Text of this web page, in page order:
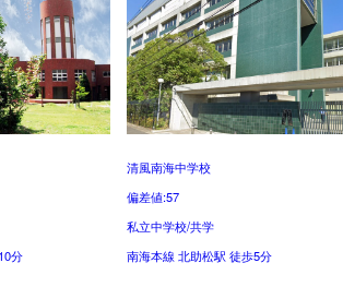
分
清風南海中学校
偏差値:57
私立中学校/共学
南海本線 北助松駅 徒歩5分